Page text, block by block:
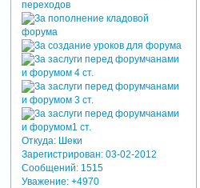
Откуда:Шеки
Зарегистрирован: 03-02-2012
Сообщений:1515
Уважение: +4970